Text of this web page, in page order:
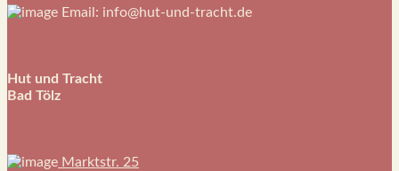
Email: info@hut-und-tracht.de
Hut und Tracht
Bad Tölz
Marktstr. 25